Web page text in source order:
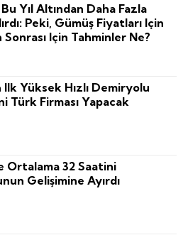
Yıl Altından Daha Fazla
Peki, Gümüş Fiyatları Için
Sonrası Için Tahminler Ne?
Ilk Yüksek Hızlı Demiryolu
Türk Firması Yapacak
Ortalama 32 Saatini
Gelişimine Ayırdı